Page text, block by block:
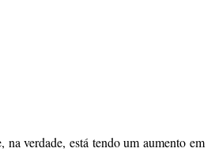
verdade, está tendo um aumento em